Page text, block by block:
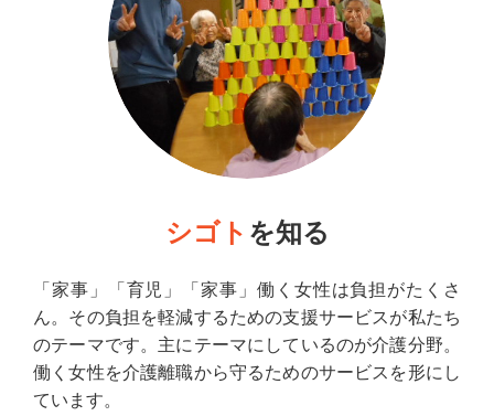
シゴト を知る
「家事」「育児」「家事」働く女性は負担がたくさ
ん。その負担を軽減するための支援サービスが私たち
のテーマです。主にテーマにしているのが介護分野。
働く女性を介護離職から守るためのサービスを形にし
ています。